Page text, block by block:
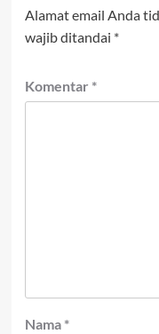
Alamat email Anda
wajib ditandai *
Komentar *
Nama *